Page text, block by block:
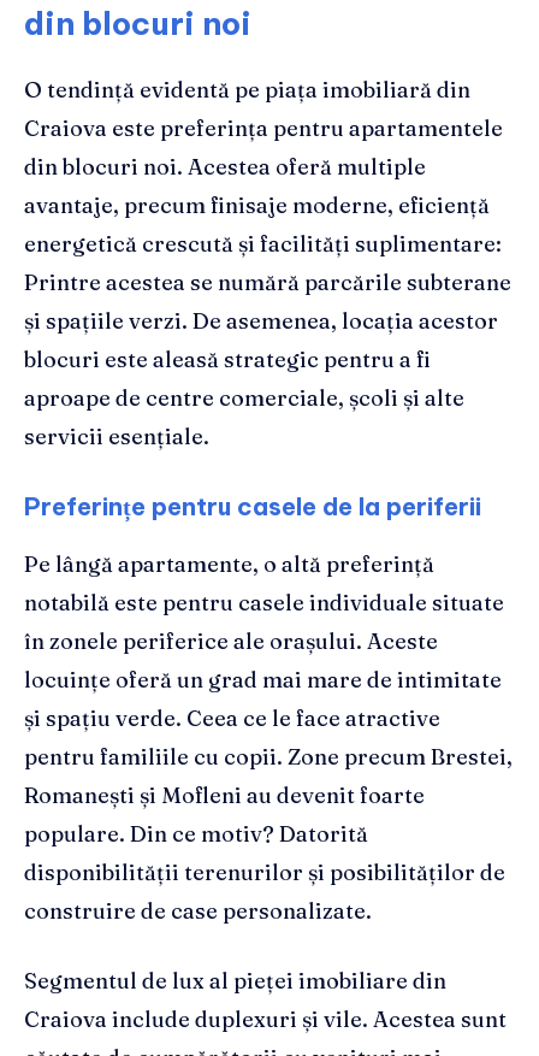
din blocuri noi
O tendință evidentă pe piața imobiliară din
Craiova este preferința pentru apartamentele
din blocuri noi. Acestea oferă multiple
avantaje, precum finisaje moderne, eficiență
energetică crescută și facilități suplimentare:
Printre acestea se numără parcările subterane
și spațiile verzi. De asemenea, locația acestor
blocuri este aleasă strategic pentru a fi
aproape de centre comerciale, școli și alte
servicii esențiale.
Preferințe pentru casele de la periferii
Pe lângă apartamente, o altă preferință
notabilă este pentru casele individuale situate
în zonele periferice ale orașului. Aceste
locuințe oferă un grad mai mare de intimitate
și spațiu verde. Ceea ce le face atractive
pentru familiile cu copii. Zone precum Brestei,
Romanești și Mofleni au devenit foarte
populare. Din ce motiv? Datorită
disponibilității terenurilor și posibilităților de
construire de case personalizate.
Segmentul de lux al pieței imobiliare din
Craiova include duplexuri și vile. Acestea sunt